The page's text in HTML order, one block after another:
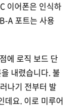
이어폰은 인식하
A 포트는 사용
에 로직 보드 단
내렸습니다. 불
나기 전부터 발
데요. 이로 미루어